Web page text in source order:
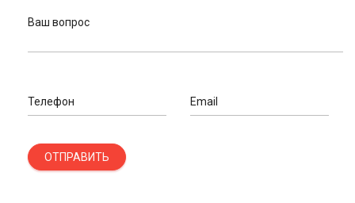
Ваш вопрос
Телефон Email
ОТПРАВИТЬ